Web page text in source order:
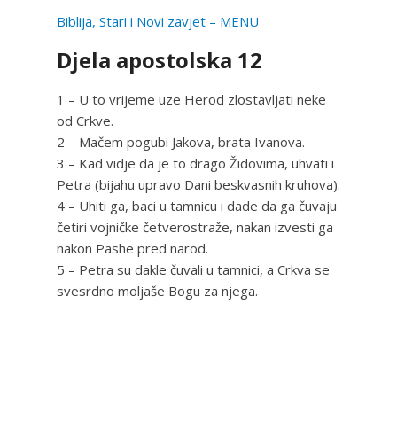
Biblija, Stari i Novi zavjet – MENU
Djela apostolska 12
1 – U to vrijeme uze Herod zlostavljati neke
od Crkve.
2 – Mačem pogubi Jakova, brata Ivanova.
3 – Kad vidje da je to drago Židovima, uhvati i
Petra (bijahu upravo Dani beskvasnih kruhova).
4 – Uhiti ga, baci u tamnicu i dade da ga čuvaju
četiri vojničke četverostraže, nakan izvesti ga
nakon Pashe pred narod.
5 – Petra su dakle čuvali u tamnici, a Crkva se
svesrdno moljaše Bogu za njega.